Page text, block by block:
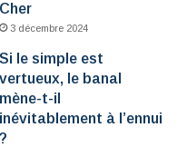
Cher
3 décembre 2024
Si le simple est
vertueux, le banal
mène-t-il
inévitablement à l’ennui
?